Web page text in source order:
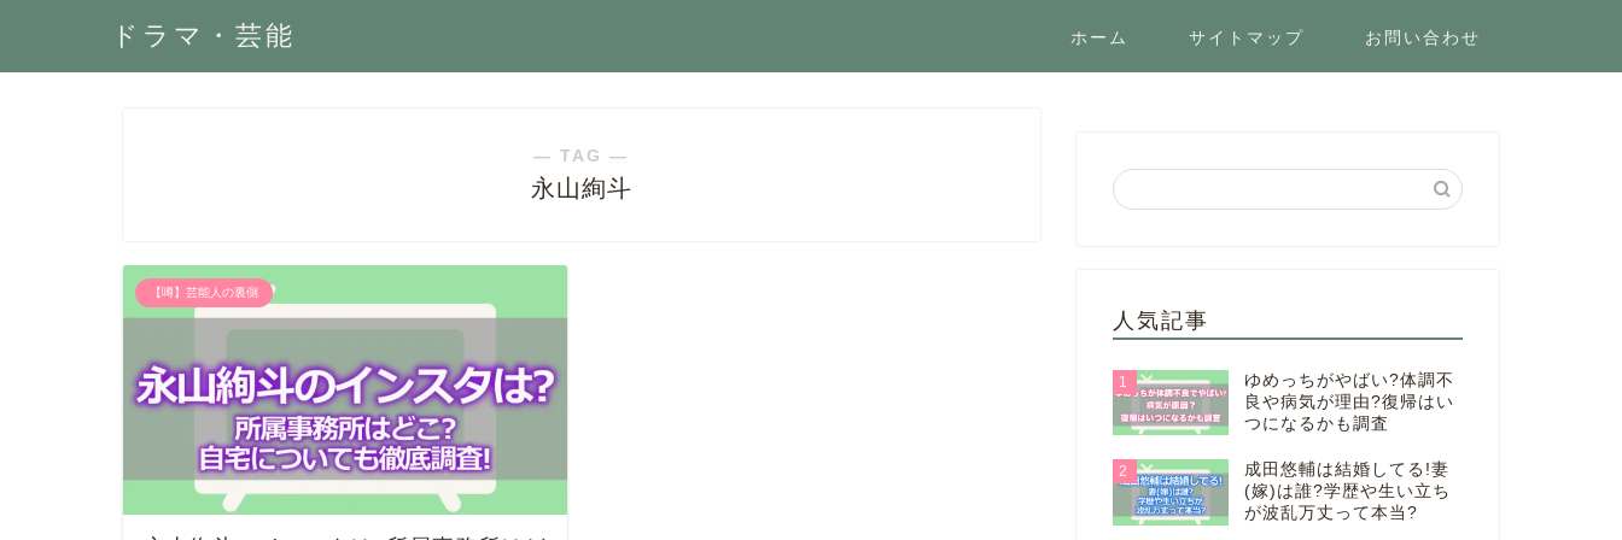
ドラマ・芸能 ホーム サイトマップ お問い合わせ
― TAG ―
永山絢斗
【噂】芸能人の裏側
人気記事
1
ゆめっちがやばい?体調不
良や病気が理由?復帰はい
つになるかも調査
2
成田悠輔は結婚してる!妻
(嫁)は誰?学歴や生い立ち
が波乱万丈って本当?